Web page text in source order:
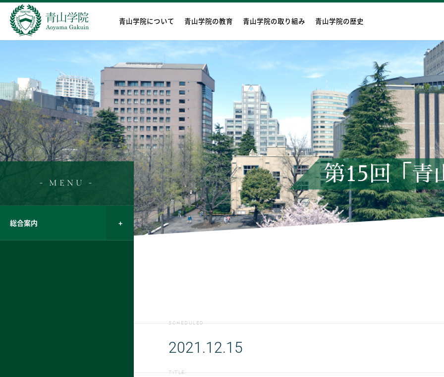
青山学院について 青山学院の教育 青山学院の取り組み 青山学院の歴史
第15回「青
- MENU -
総合案内
SCHEDULED
2021.12.15
TITLE